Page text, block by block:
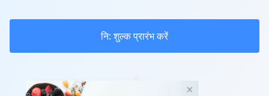
नि: शुल्क प्रारंभ करें